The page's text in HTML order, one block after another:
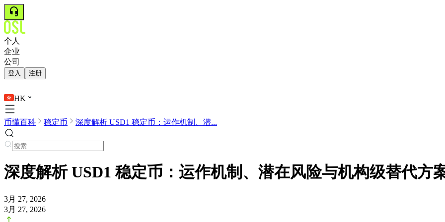
个人
企业
公司
登入 注册
HK
币懂百科 稳定币 深度解析 USD1 稳定币：运作机制、潜...
深度解析 USD1 稳定币：运作机制、潜在风险与机构级替代方
3月 27, 2026
3月 27, 2026